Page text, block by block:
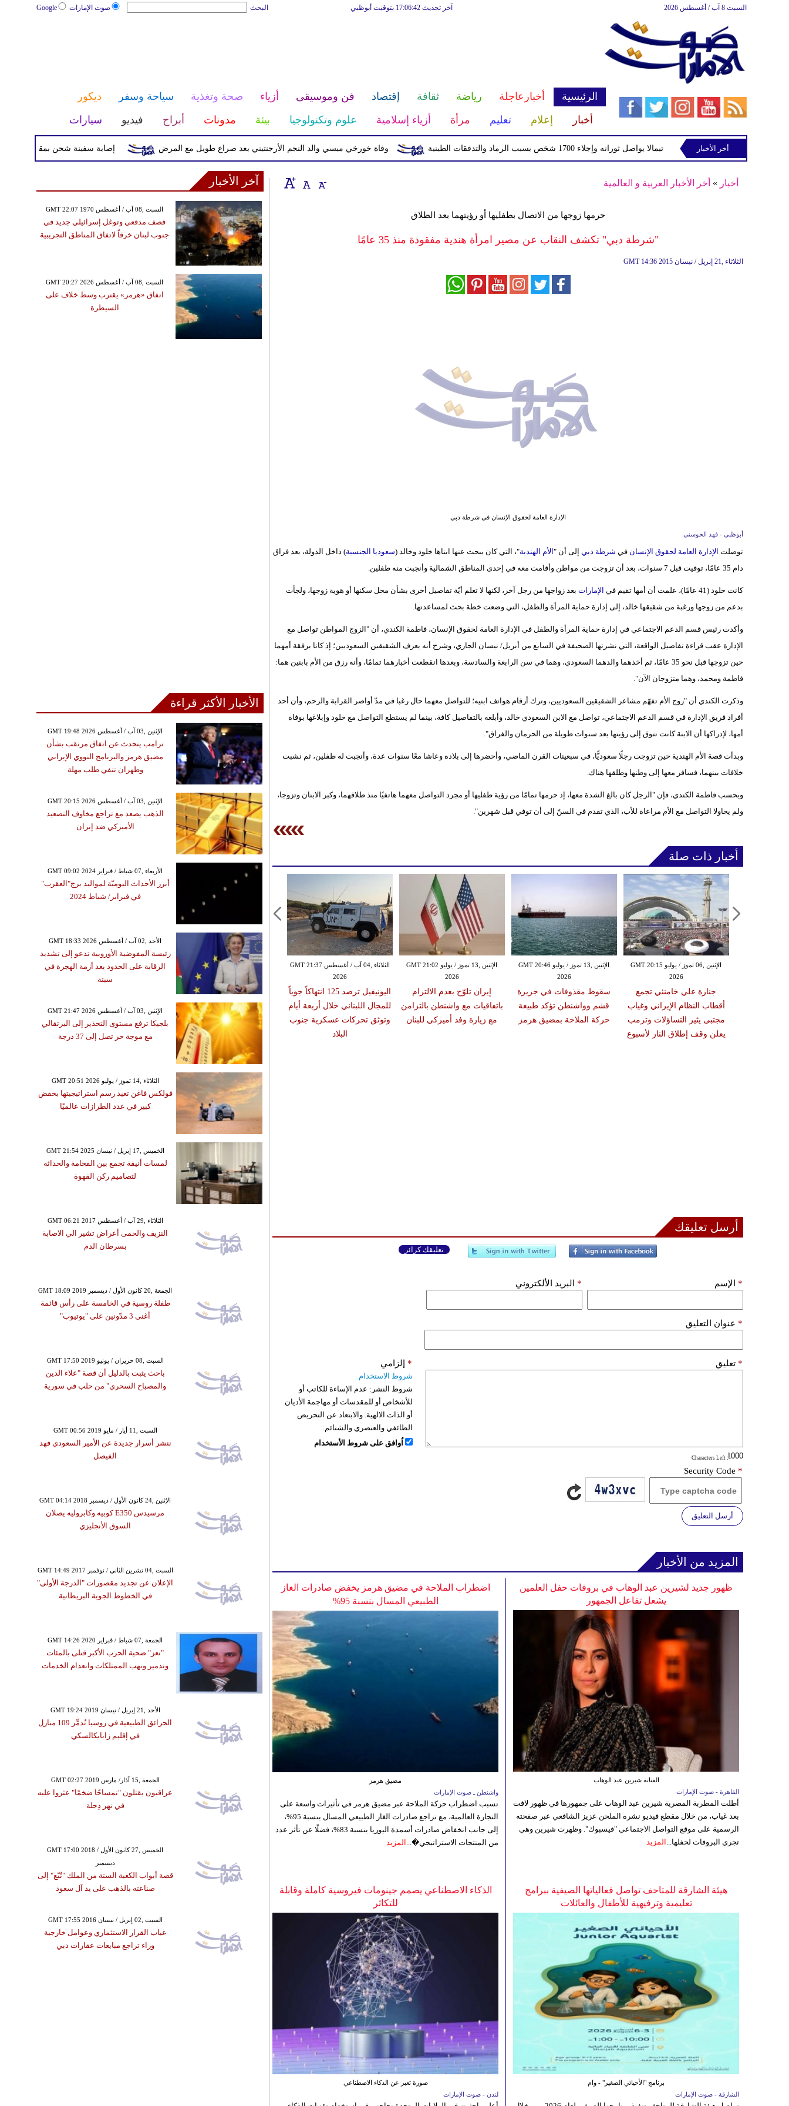
صوت الإمارات Google البحث آخر تحديث 17:06:42 بتوقيت أبوظبي السبت 8 آب / أغسطس 2026
الرئيسية أخبارعاجلة رياضة ثقافة إقتصاد فن وموسيقى أزياء صحة وتغذية سياحة وسفر
ديكور
أخبار
إعلام تعليم مرأة أزياء إسلامية علوم وتكنولوجيا بيئة مدونات أبراج فيديو سيارات
إصابة سفينة شحن بمقذوف مجهول قرب وفاة خورخي ميسي والد النجم الأرجنتيني بعد صراع طويل مع المرض بركان فويجو في جواتيمالا يواصل ثورانه وإجلاء 1700 شخص بسبب الرماد والتدفقات الطينية
أخر الأخبار
أخبار » أخر الأخبار العربية و العالمية
حرمها زوجها من الاتصال بطفليها أو رؤيتهما بعد الطلاق
"شرطة دبي" تكشف النقاب عن مصير امرأة هندية مفقودة منذ 35 عامًا
GMT 14:36 2015 الثلاثاء ,21 إبريل / نيسان
الإدارة العامة لحقوق الإنسان في شرطة دبي
أبوظبي - فهد الحوسني
توصلت الإدارة العامة لحقوق الإنسان في شرطة دبيإلى أن "الأم الهندية"، التي كان يبحث عنها ابناها خلود وخالد (سعوديا الجنسية) داخل الدولة، بعد فراق
دام 35 عامًا، توفيت قبل 7 سنوات، بعد أن تزوجت من مواطن وأقامت معه في إحدى المناطق الشمالية وأنجبت منه طفلين.
كانت خلود (41 عامًا)، علمت أن أمها تقيم في الإماراتبعد زواجها من رجل آخر، لكنها لا تعلم أيّة تفاصيل أخرى بشأن محل سكنها أو هوية زوجها، ولجأت
بدعم من زوجها ورغبة من شقيقها خالد، إلى إدارة حماية المرأة والطفل، التي وضعت خطة بحث لمساعدتها.
وأكدت رئيس قسم الدعم الاجتماعي في إدارة حماية المرأة والطفل في الإدارة العامة لحقوق الإنسان، فاطمة الكندي، أن "الزوج المواطن تواصل مع
الإدارة عقب قراءة تفاصيل الواقعة، التي نشرتها الصحيفة في السابع من أبريل/ نيسان الجاري، وشرح أنه يعرف الشقيقين السعوديين؛ إذ كانا برفقة أمهما
حين تزوجها قبل نحو 35 عامًا، ثم أخذهما والدهما السعودي، وهما في سن الرابعة والسادسة، وبعدها انقطعت أخبارهما تمامًا، وأنه رزق من الأم بابنين هما:
فاطمة ومحمد، وهما متزوجان الآن".
وذكرت الكندي أن "زوج الأم تفهّم مشاعر الشقيقين السعوديين، وترك أرقام هواتف ابنيه؛ للتواصل معهما حال رغبا في مدّ أواصر القرابة والرحم، وأن أحد
أفراد فريق الإدارة في قسم الدعم الاجتماعي، تواصل مع الابن السعودي خالد، وأبلغه بالتفاصيل كافة، بينما لم يستطع التواصل مع خلود وإبلاغها بوفاة
أمها، لإدراكها أن الابنة كانت تتوق إلى رؤيتها بعد سنوات طويلة من الحرمان والفراق".
وبدأت قصة الأم الهندية حين تزوجت رجلًا سعوديًّا، في سبعينات القرن الماضي، وأحضرها إلى بلاده وعاشا معًا سنوات عدة، وأنجبت له طفلين، ثم نشبت
خلافات بينهما، فسافر معها إلى وطنها وطلقها هناك.
وبحسب فاطمة الكندي، فإن "الرجل كان بالغ الشدة معها، إذ حرمها تمامًا من رؤية طفليها أو مجرد التواصل معهما هاتفيًا منذ طلاقهما، وكبر الابنان وتزوجا،
ولم يحاولا التواصل مع الأم مراعاة للأب، الذي تقدم في السنّ إلى أن توفي قبل شهرين".
أخبار ذات صلة
الثلاثاء ,04 آب / أغسطس GMT 21:37
2026
اليونيفيل ترصد 125 انتهاكاً جوياً
للمجال اللبناني خلال أربعة أيام
وتوثق تحركات عسكرية جنوب
البلاد
الإثنين ,13 تموز / يوليو GMT 21:02
2026
إيران تلوّح بعدم الالتزام
باتفاقيات مع واشنطن بالتزامن
مع زيارة وفد أميركي للبنان
الإثنين ,13 تموز / يوليو GMT 20:46
2026
سقوط مقذوفات في جزيرة
قشم وواشنطن تؤكد طبيعة
حركة الملاحة بمضيق هرمز
الإثنين ,06 تموز / يوليو GMT 20:15
2026
جنازة علي خامنئي تجمع
أقطاب النظام الإيراني وغياب
مجتبى يثير التساؤلات وترمب
يعلن وقف إطلاق النار لأسبوع
أرسل تعليقك
تعليقك كزائر
الإسم * البريد الألكتروني *
عنوان التعليق *
تعليق *
: Characters Left
إلزامي *
شروط الاستخدام
شروط النشر: عدم الإساءة للكاتب أو
للأشخاص أو للمقدسات أو مهاجمة الأديان
أو الذات الالهية. والابتعاد عن التحريض
الطائفي والعنصري والشتائم.
اُوافق على شروط الأستخدام
Security Code *
أرسل التعليق
المزيد من الأخبار
اضطراب الملاحة في مضيق هرمز يخفض صادرات الغاز
الطبيعي المسال بنسبة 95%
مضيق هرمز
واشنطن ـ صوت الإمارات
تسبب اضطراب حركة الملاحة عبر مضيق هرمز في تأثيرات واسعة على
التجارة العالمية، مع تراجع صادرات الغاز الطبيعي المسال بنسبة 95%،
إلى جانب انخفاض صادرات أسمدة اليوريا بنسبة 83%، فضلًا عن تأثر عدد
من المنتجات الاستراتيجي�... المزيد
ظهور جديد لشيرين عبد الوهاب في بروفات حفل العلمين
يشعل تفاعل الجمهور
الفنانة شيرين عبد الوهاب
القاهرة - صوت الإمارات
أطلت المطربة المصرية شيرين عبد الوهاب على جمهورها في ظهور لافت
بعد غياب، من خلال مقطع فيديو نشره الملحن عزيز الشافعي عبر صفحته
الرسمية على موقع التواصل الاجتماعي "فيسبوك". وظهرت شيرين وهي
تجري البروفات لحفلها... المزيد
الذكاء الاصطناعي يصمم جينومات فيروسية كاملة وقابلة
للتكاثر
صورة تعبر عن الذكاء الاصطناعي
لندن - صوت الإمارات
هيئة الشارقة للمتاحف تواصل فعالياتها الصيفية ببرامج
تعليمية وترفيهية للأطفال والعائلات
برنامج "الأحيائي الصغير" - وام
الشارقة - صوت الإمارات
آخر الأخبار
GMT 22:07 1970 السبت ,08 آب / أغسطس
قصف مدفعي وتوغل إسرائيلي جديد في
جنوب لبنان خرقاً لاتفاق المناطق التجريبية
GMT 20:27 2026 السبت ,08 آب / أغسطس
اتفاق «هرمز» يقترب وسط خلاف على
السيطرة
الأخبار الأكثر قراءة
GMT 19:48 2026 الإثنين ,03 آب / أغسطس
ترامب يتحدث عن اتفاق مرتقب بشأن
مضيق هرمز والبرنامج النووي الإيراني
وطهران تنفي طلب مهلة
GMT 20:15 2026 الإثنين ,03 آب / أغسطس
الذهب يصعد مع تراجع مخاوف التصعيد
الأميركي ضد إيران
GMT 09:02 2024 الأربعاء ,07 شباط / فبراير
أبرز الأحداث اليوميّة لمواليد برج"العقرب"
في فبراير/ شباط 2024
GMT 18:33 2026 الأحد ,02 آب / أغسطس
رئيسة المفوضية الأوروبية تدعو إلى تشديد
الرقابة على الحدود بعد أزمة الهجرة في
سبتة
GMT 21:47 2026 الإثنين ,03 آب / أغسطس
بلجيكا ترفع مستوى التحذير إلى البرتقالي
مع موجة حر تصل إلى 37 درجة
GMT 20:51 2026 الثلاثاء ,14 تموز / يوليو
فولكس فاغن تعيد رسم استراتيجيتها بخفض
كبير في عدد الطرازات عالميًا
GMT 21:54 2025 الخميس ,17 إبريل / نيسان
لمسات أنيقة تجمع بين الفخامة والحداثة
لتصاميم ركن القهوة
GMT 06:21 2017 الثلاثاء ,29 آب / أغسطس
النزيف والحمى أعراض تشير الي الاصابة
بسرطان الدم
GMT 18:09 2019 الجمعة ,20 كانون الأول / ديسمبر
طفلة روسية في الخامسة على رأس قائمة
أغنى 3 مدّونين على "يوتيوب"
GMT 17:50 2019 السبت ,08 حزيران / يونيو
باحث يثبت بالدليل أن قصة "علاء الدين
والمصباح السحري" من حلب في سورية
GMT 00:56 2019 السبت ,11 أيار / مايو
ننشر أسرار جديدة عن الأمير السعودي فهد
الفيصل
GMT 04:14 2018 الإثنين ,24 كانون الأول / ديسمبر
مرسيدس E350 كوبيه وكابروليه يصلان
السوق الأنجليزي
GMT 14:49 2017 السبت ,04 تشرين الثاني / نوفمبر
الإعلان عن تجديد مقصورات "الدرجة الأولى"
في الخطوط الجوية البريطانية
GMT 14:26 2020 الجمعة ,07 شباط / فبراير
"تعز" ضحية الحرب الأكبر قتلى بالمئات
وتدمير ونهب الممتلكات وانعدام الخدمات
GMT 19:24 2019 الأحد ,21 إبريل / نيسان
الحرائق الطبيعية في روسيا تُدمِّر 109 منازل
في إقليم زابايكالسكي
GMT 02:27 2019 الجمعة ,15 آذار/ مارس
عراقيون يقتلون "تمساحًا ضخمًا" عثروا عليه
في نهر دِجلة
GMT 17:00 2018 الخميس ,27 كانون الأول /
ديسمبر
قصة أبواب الكعبة الستة من الملك "تُبّع" إلى
صناعته بالذهب على يد آل سعود
GMT 17:55 2016 السبت ,02 إبريل / نيسان
غياب القرار الاستثماري وعوامل خارجية
وراء تراجع مبايعات عقارات دبي